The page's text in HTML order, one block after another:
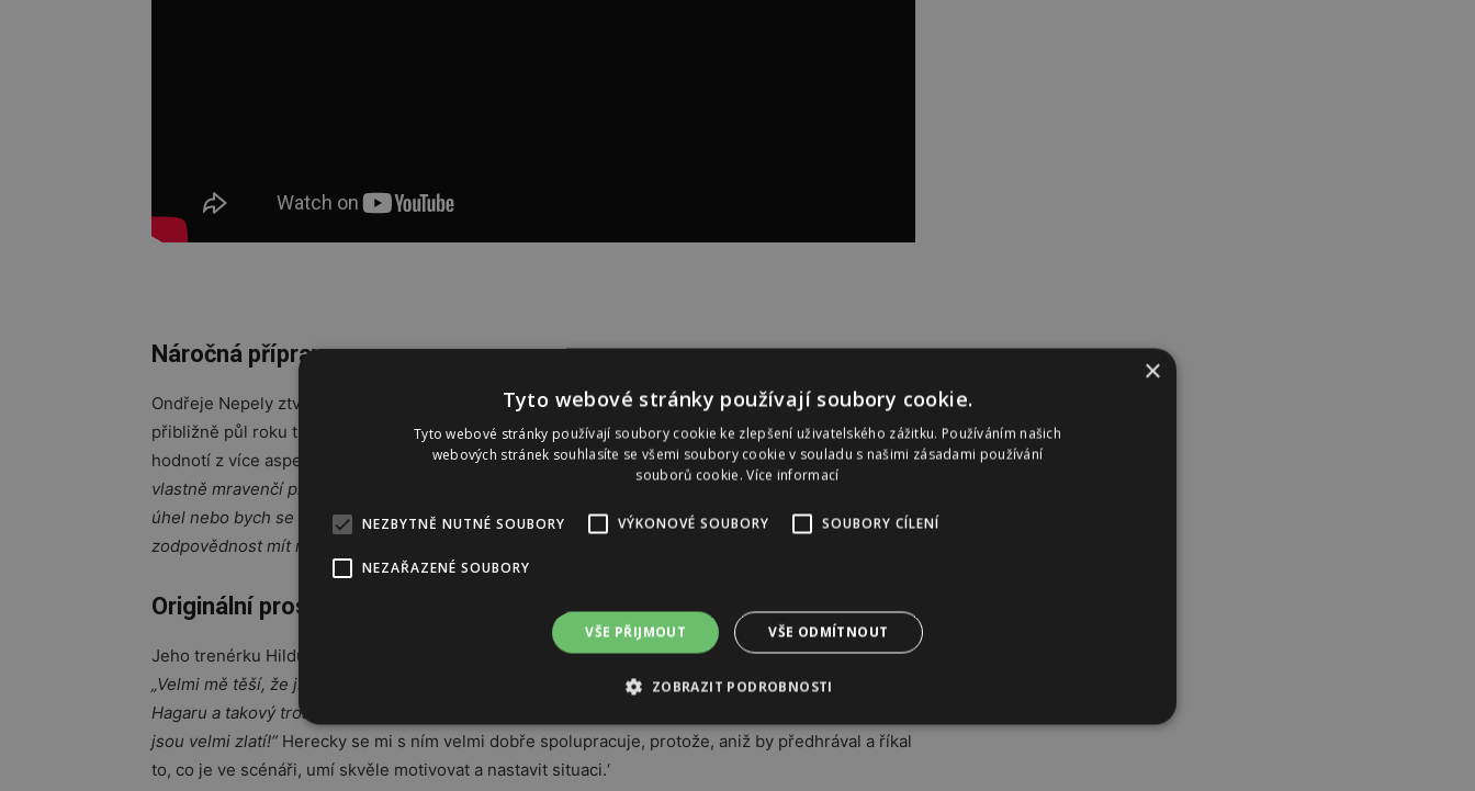
Náročná příprava
Ondřeje Nepely ztvárňuje mladý talentovaný český herec Josef Trojan, který kvůli této postavě
přibližně půl roku trénoval nejen krasobruslení, ale se také učil slovenský jazyk. Natáčení filmu tak
hodnotí z více aspektů jako velmi náročné.„Jsem v každém obraze tohoto filmu, takže je to
vlastně mravenčí práce, aby to neustále někam směřovalo. Protože v momentě, kdy bych někam
úhel nebo bych se v některém okamžiku ztratil, tak by divák se mnou přestal jít. Je to velká
zodpovědnost mít na ramenou takto obsahově náročnou roli,“
Originální prostředí u ledu
Jeho trenérku Hildu Moudrou si zahrála jedna z nejlepších slovenských hereček, Zuzana Mauréry.
„Velmi mě těší, že jsem v originálním prostředí u ledu. Že jsem poznala Pepu Trojana, Adama
Hagaru a takový trošku chlapecký bruslařský svět. Naši bruslaři, kteří hrají i ostatní bruslařské role,
jsou velmi zlatí!“Herecky se mi s ním velmi dobře spolupracuje, protože, aniž by předhrával a říkal
to, co je ve scénáři, umí skvěle motivovat a nastavit situaci.‘
×
Tyto webové stránky používají soubory cookie.
Tyto webové stránky používají soubory cookie ke zlepšení uživatelského zážitku. Používáním našich
webových stránek souhlasíte se všemi soubory cookie v souladu s našimi zásadami používání
souborů cookie.Více informací
NEZBYTNĚ NUTNÉ SOUBORY VÝKONOVÉ SOUBORY SOUBORY CÍLENÍ
NEZAŘAZENÉ SOUBORY
VŠE PŘIJMOUT VŠE ODMÍTNOUT
ZOBRAZIT PODROBNOSTI